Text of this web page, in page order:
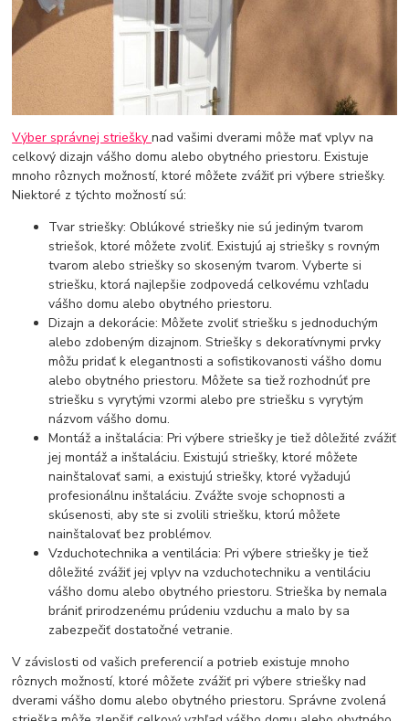
Výber správnej strieškynad vašimi dverami môže mať vplyv na
celkový dizajn vášho domu alebo obytného priestoru. Existuje
mnoho rôznych možností, ktoré môžete zvážiť pri výbere striešky.
Niektoré z týchto možností sú:
Tvar striešky: Oblúkové striešky nie sú jediným tvarom
striešok, ktoré môžete zvoliť. Existujú aj striešky s rovným
tvarom alebo striešky so skoseným tvarom. Vyberte si
striešku, ktorá najlepšie zodpovedá celkovému vzhľadu
vášho domu alebo obytného priestoru.
Dizajn a dekorácie: Môžete zvoliť striešku s jednoduchým
alebo zdobeným dizajnom. Striešky s dekoratívnymi prvky
môžu pridať k elegantnosti a sofistikovanosti vášho domu
alebo obytného priestoru. Môžete sa tiež rozhodnúť pre
striešku s vyrytými vzormi alebo pre striešku s vyrytým
názvom vášho domu.
Montáž a inštalácia: Pri výbere striešky je tiež dôležité zvážiť
jej montáž a inštaláciu. Existujú striešky, ktoré môžete
nainštalovať sami, a existujú striešky, ktoré vyžadujú
profesionálnu inštaláciu. Zvážte svoje schopnosti a
skúsenosti, aby ste si zvolili striešku, ktorú môžete
nainštalovať bez problémov.
Vzduchotechnika a ventilácia: Pri výbere striešky je tiež
dôležité zvážiť jej vplyv na vzduchotechniku a ventiláciu
vášho domu alebo obytného priestoru. Strieška by nemala
brániť prirodzenému prúdeniu vzduchu a malo by sa
zabezpečiť dostatočné vetranie.
V závislosti od vašich preferencií a potrieb existuje mnoho
rôznych možností, ktoré môžete zvážiť pri výbere striešky nad
dverami vášho domu alebo obytného priestoru. Správne zvolená